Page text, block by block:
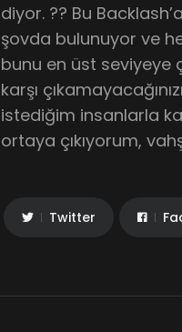
diyor. ?? Bu
şovda bulunuyor ve
bunu en üst seviyeye
karşı
istediğim insanlarla
ortaya çıkıyorum,
Twitter